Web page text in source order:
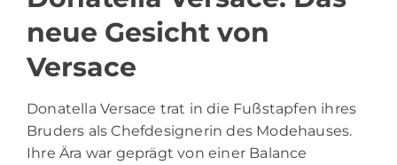
neue Gesicht von
Versace
Donatella Versace trat in die Fußstapfen ihres
Bruders als Chefdesignerin des Modehauses.
Ihre Ära war geprägt von einer Balance